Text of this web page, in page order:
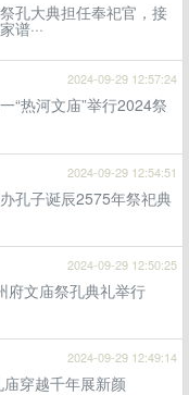
孔大典担任奉祀官，接
谱···
2024-09-29 12:57:24
“热河文庙”举行2024祭
2024-09-29 12:54:51
孔子诞辰2575年祭祀典
2024-09-29 12:50:25
府文庙祭孔典礼举行
2024-09-29 12:49:14
穿越千年展新颜